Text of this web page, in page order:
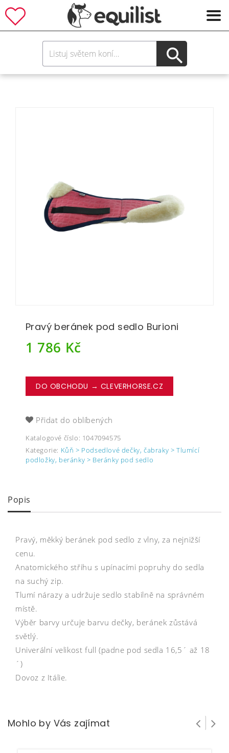
Pravý beránek pod sedlo Burioni
1 786 Kč
DO OBCHODU → CLEVERHORSE.CZ
Přidat do oblíbených
Katalogové číslo: 1047094575
Kategorie: Kůň > Podsedlové dečky, čabraky > Tlumící
podložky, beránky > Beránky pod sedlo
Popis
Pravý, měkký beránek pod sedlo z vlny, za nejnižší
cenu.
Anatomického střihu s upínacími popruhy do sedla
na suchý zip.
Tlumí nárazy a udržuje sedlo stabilně na správném
místě.
Výběr barvy určuje barvu dečky, beránek zůstává
světlý.
Univerální velikost full (padne pod sedla 16,5´ až 18
´)
Dovoz z Itálie.
Mohlo by Vás zajímat